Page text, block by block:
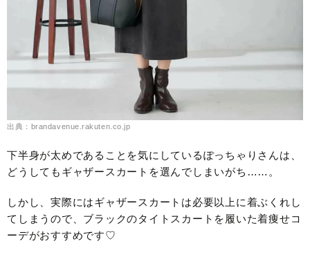
出典：brandavenue.rakuten.co.jp
下半身が太めであることを気にしているぽっちゃりさんは、
どうしてもギャザースカートを選んでしまいがち……。
しかし、実際にはギャザースカートは必要以上に着ぶくれし
てしまうので、ブラックのタイトスカートを履いた着痩せコ
ーデがおすすめです♡